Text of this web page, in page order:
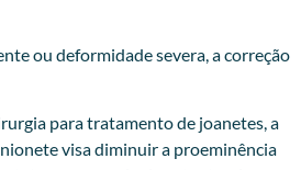
ou deformidade severa, a correção
para tratamento de joanetes, a
visa diminuir a proeminência